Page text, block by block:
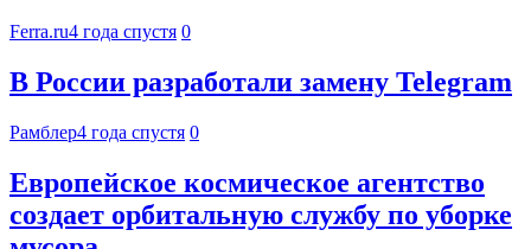
Ferra.ru4 года спустя 0
В России разработали замену Telegram
Рамблер4 года спустя 0
Европейское космическое агентство
создает орбитальную службу по уборке